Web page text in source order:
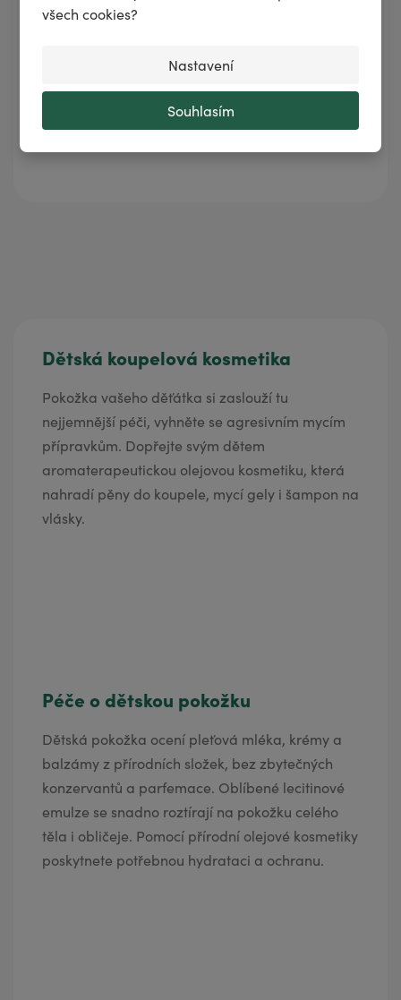
všech cookies?
Nastavení
Souhlasím
Dětská koupelová kosmetika
Pokožka vašeho děťátka si zaslouží tu
nejjemnější péči, vyhněte se agresivním mycím
přípravkům. Dopřejte svým dětem
aromaterapeutickou olejovou kosmetiku, která
nahradí pěny do koupele, mycí gely i šampon na
vlásky.
Péče o dětskou pokožku
Dětská pokožka ocení pleťová mléka, krémy a
balzámy z přírodních složek, bez zbytečných
konzervantů a parfemace. Oblíbené lecitinové
emulze se snadno roztírají na pokožku celého
těla i obličeje. Pomocí přírodní olejové kosmetiky
poskytnete potřebnou hydrataci a ochranu.